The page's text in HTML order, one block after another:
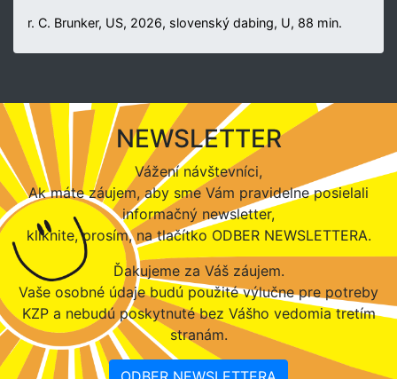
r. C. Brunker, US, 2026, slovenský dabing, U, 88 min.
NEWSLETTER
Vážení návštevníci,
Ak máte záujem, aby sme Vám pravidelne posielali
informačný newsletter,
kliknite, prosím, na tlačítko ODBER NEWSLETTERA.
Ďakujeme za Váš záujem.
Vaše osobné údaje budú použité výlučne pre potreby
KZP a nebudú poskytnuté bez Vášho vedomia tretím
stranám.